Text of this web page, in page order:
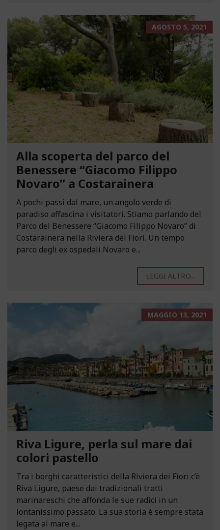
AGOSTO 5, 2021
Alla scoperta del parco del
Benessere “Giacomo Filippo
Novaro” a Costarainera
A pochi passi dal mare, un angolo verde di
paradiso affascina i visitatori. Stiamo parlando del
Parco del Benessere “Giacomo Filippo Novaro” di
Costarainera nella Riviera dei Fiori. Un tempo
parco degli ex ospedali Novaro e...
LEGGI ALTRO...
MAGGIO 13, 2021
Riva Ligure, perla sul mare dai
colori pastello
Tra i borghi caratteristici della Riviera dei Fiori c’è
Riva Ligure, paese dai tradizionali tratti
marinareschi che affonda le sue radici in un
lontanissimo passato. La sua storia è sempre stata
legata al mare e...